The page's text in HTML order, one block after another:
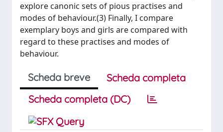
explore canonic sets of pious practises and
modes of behaviour.(3) Finally, I compare
exemplary boys and girls are compared with
regard to these practises and modes of
behaviour.
Scheda breve
Scheda completa
Scheda completa (DC)